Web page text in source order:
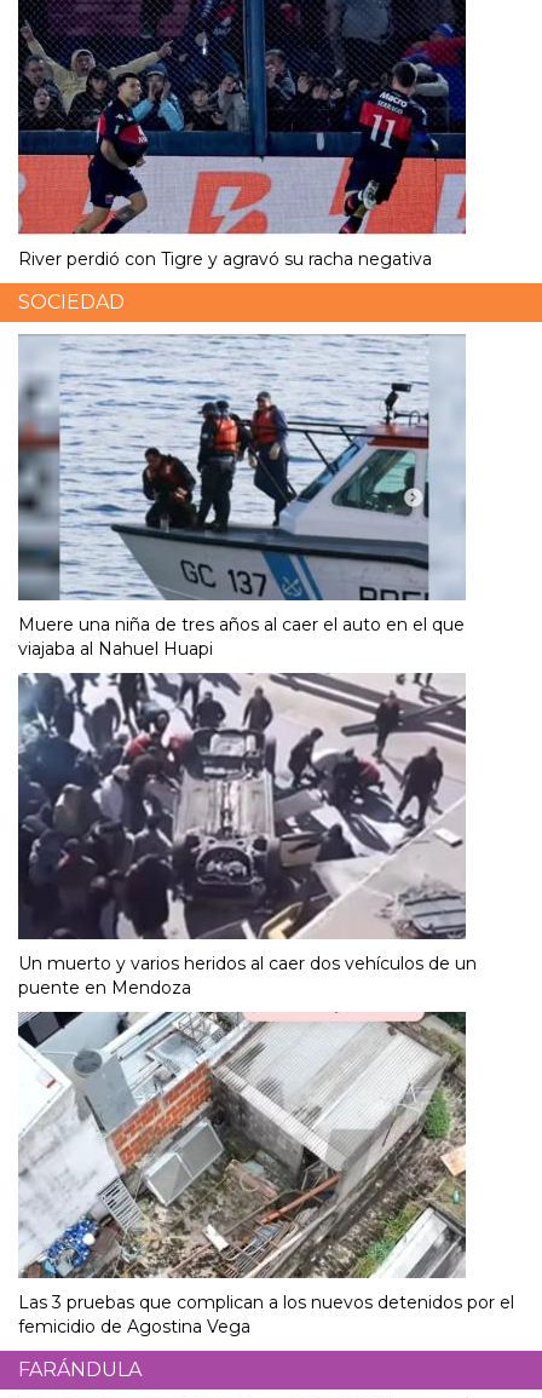
River perdió con Tigre y agravó su racha negativa
SOCIEDAD
Muere una niña de tres años al caer el auto en el que
viajaba al Nahuel Huapi
Un muerto y varios heridos al caer dos vehículos de un
puente en Mendoza
Las 3 pruebas que complican a los nuevos detenidos por el
femicidio de Agostina Vega
FARÁNDULA